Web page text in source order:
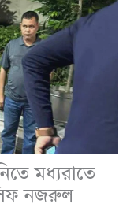
মধ্যরাতে
নজরুল